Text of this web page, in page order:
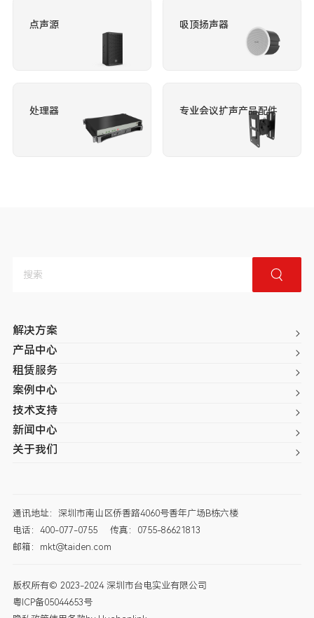
点声源 吸顶扬声器
处理器 专业会议扩声产品配件
解决方案
产品中心
租赁服务
案例中心
技术支持
新闻中心
关于我们
通讯地址：深圳市南山区侨香路4060号香年广场B栋六楼
电话：400-077-0755
传真：0755-86621813
邮箱：mkt@taiden.com
版权所有© 2023-2024 深圳市台电实业有限公司
粤ICP备05044653号